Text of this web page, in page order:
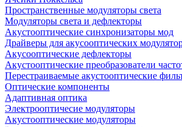
Пространственные модуляторы света
Модуляторы света и дефлекторы
Акустооптические синхронизаторы мод
Драйверы для акусооптических
Акусооптические дефлекторы
Акустооптические преобразователи
Перестраиваемые акустооптические
Оптические компоненты
Адаптивная оптика
Электрооптичесие модуляторы
Акустооптические модуляторы